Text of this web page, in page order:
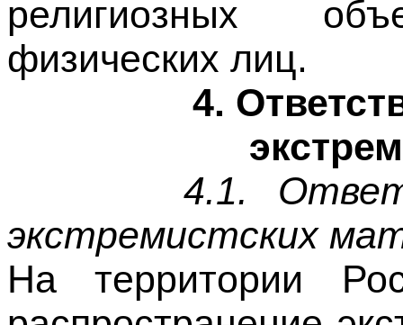
4.
4.1.
экстремистских
На территории
распространение
производство или